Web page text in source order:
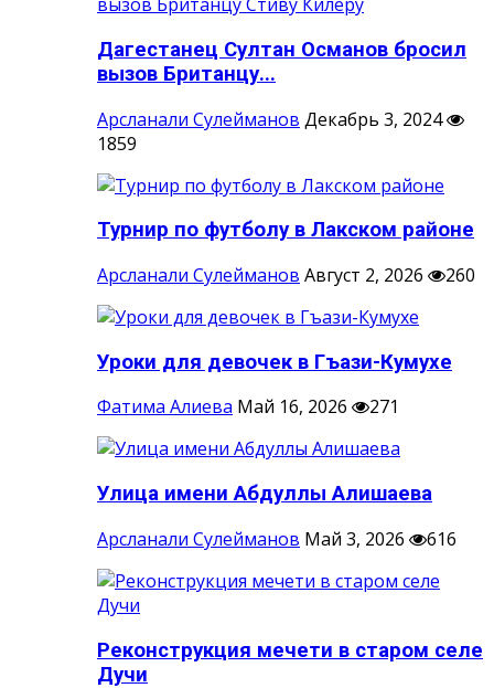
Дагестанец Султан Османов бросил
вызов Британцу...
Арсланали Сулейманов Декабрь 3, 2024
1859
Турнир по футболу в Лакском районе
Арсланали Сулейманов Август 2, 2026 260
Уроки для девочек в Гъази-Кумухе
Фатима Алиева Май 16, 2026 271
Улица имени Абдуллы Алишаева
Арсланали Сулейманов Май 3, 2026 616
Реконструкция мечети в старом селе
Дучи